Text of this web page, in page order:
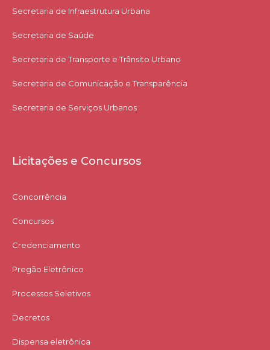
Secretaria de Infraestrutura Urbana
Secretaria de Saúde
Secretaria de Transporte e Trânsito Urbano
Secretaria de Comunicação e Transparência
Secretaria de Serviços Urbanos
Licitações e Concursos
Concorrência
Concursos
Credenciamento
Pregão Eletrônico
Processos Seletivos
Decretos
Dispensa eletrônica